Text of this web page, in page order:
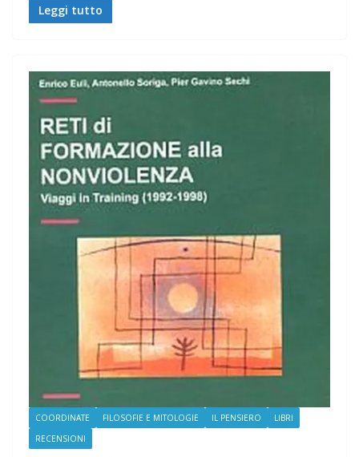
Leggi tutto
COORDINATE FILOSOFIE E MITOLOGIE IL PENSIERO
LIBRI
RECENSIONI